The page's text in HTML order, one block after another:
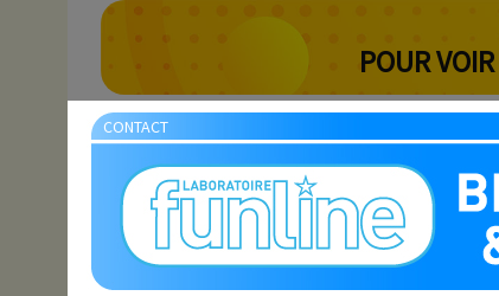
POUR
CONTACT